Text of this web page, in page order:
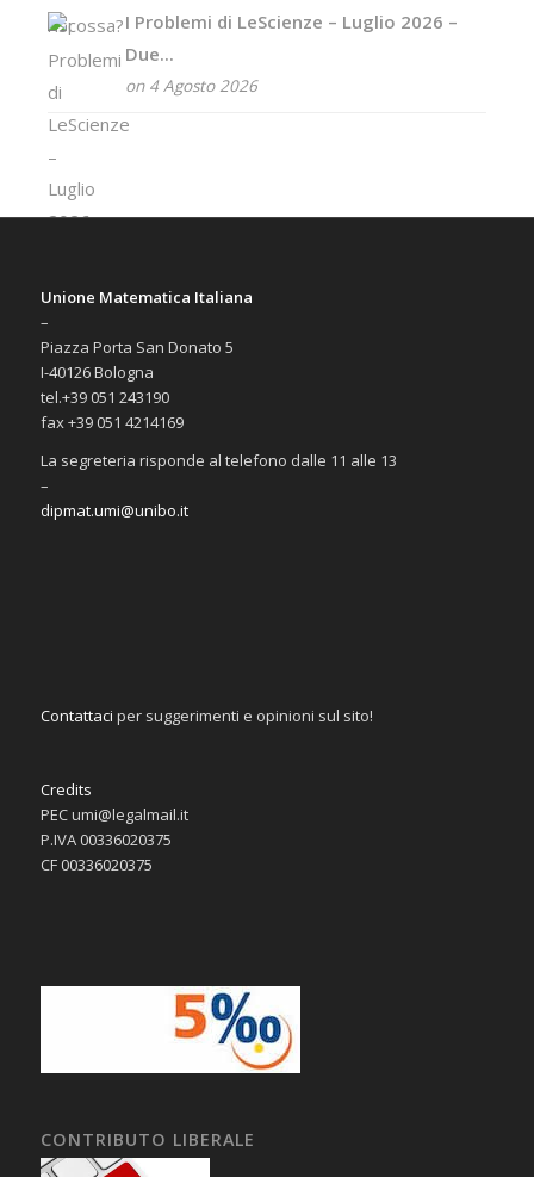
I Problemi di LeScienze – Luglio 2026 –
Due...
on 4 Agosto 2026
Unione Matematica Italiana
–
Piazza Porta San Donato 5
I-40126 Bologna
tel.+39 051 243190
fax +39 051 4214169
La segreteria risponde al telefono dalle 11 alle 13
–
dipmat.umi@unibo.it
Contattaci per suggerimenti e opinioni sul sito!
Credits
PEC umi@legalmail.it
P.IVA 00336020375
CF 00336020375
CONTRIBUTO LIBERALE